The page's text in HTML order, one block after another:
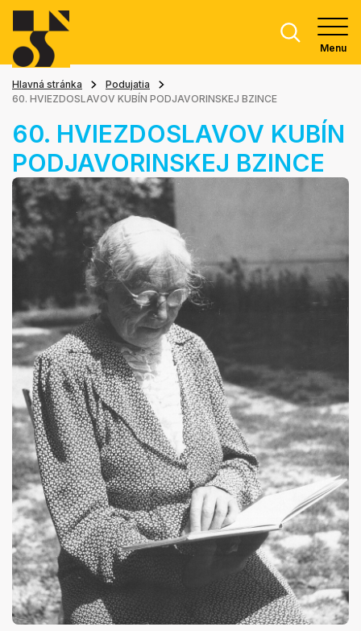
Menu
Hlavná stránka
Podujatia
60. HVIEZDOSLAVOV KUBÍN PODJAVORINSKEJ BZINCE
60. HVIEZDOSLAVOV KUBÍN
PODJAVORINSKEJ BZINCE